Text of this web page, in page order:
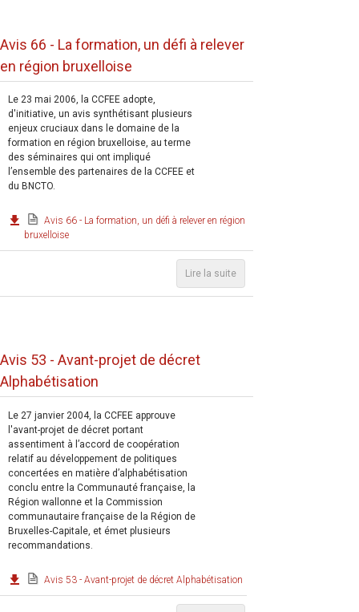
Avis 66 - La formation, un défi à relever
en région bruxelloise
Le 23 mai 2006, la CCFEE adopte,
d'initiative, un avis synthétisant plusieurs
enjeux cruciaux dans le domaine de la
formation en région bruxelloise, au terme
des séminaires qui ont impliqué
l’ensemble des partenaires de la CCFEE et
du BNCTO.
Avis 66 - La formation, un défi à relever en région
bruxelloise
Lire la suite
Avis 53 - Avant-projet de décret
Alphabétisation
Le 27 janvier 2004, la CCFEE approuve
l'avant-projet de décret portant
assentiment à l’accord de coopération
relatif au développement de politiques
concertées en matière d’alphabétisation
conclu entre la Communauté française, la
Région wallonne et la Commission
communautaire française de la Région de
Bruxelles-Capitale, et émet plusieurs
recommandations.
Avis 53 - Avant-projet de décret Alphabétisation